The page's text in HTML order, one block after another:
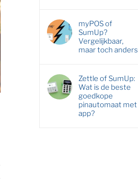
myPOS of
SumUp?
Vergelijkbaar,
maar toch anders
Zettle of SumUp:
Wat is de beste
goedkope
pinautomaat met
app?